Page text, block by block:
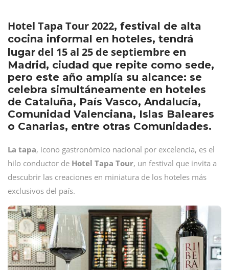
Hotel Tapa Tour 2022, festival de alta
cocina informal en hoteles, tendrá
lugar del 15 al 25 de septiembre en
Madrid, ciudad que repite como sede,
pero este año amplía su alcance: se
celebra simultáneamente en hoteles
de Cataluña, País Vasco, Andalucía,
Comunidad Valenciana, Islas Baleares
o Canarias, entre otras Comunidades.
La tapa, icono gastronómico nacional por excelencia, es el
hilo conductor de Hotel Tapa Tour, un festival que invita a
descubrir las creaciones en miniatura de los hoteles más
exclusivos del país.